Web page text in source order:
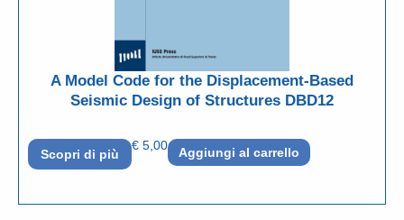
A Model Code for the Displacement-Based
Seismic Design of Structures DBD12
Scopri di più
€ 5,00 Aggiungi al carrello